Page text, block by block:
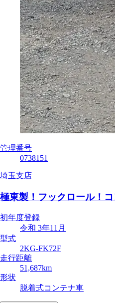
管理番号
0738151
埼玉支店
極東製！フックロール！コ
初年度登録
令和 3年11月
型式
2KG-FK72F
走行距離
51,687km
形状
脱着式コンテナ車